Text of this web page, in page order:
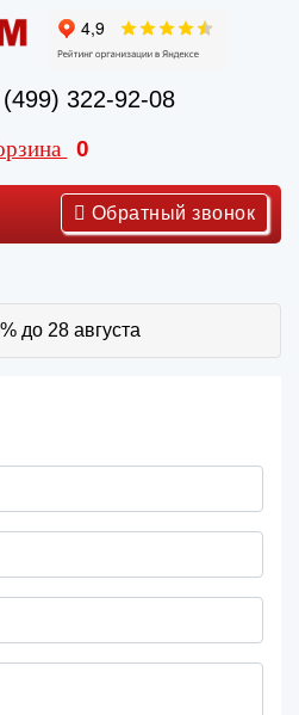
322-92-08
0
Обратный звонок
до 28 августа